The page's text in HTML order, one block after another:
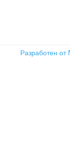
Разработен от